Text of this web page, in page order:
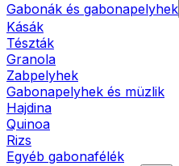
Gabonák és gabonapelyhek
Kásák
Tészták
Granola
Zabpelyhek
Gabonapelyhek és müzlik
Hajdina
Quinoa
Rizs
Egyéb gabonafélék